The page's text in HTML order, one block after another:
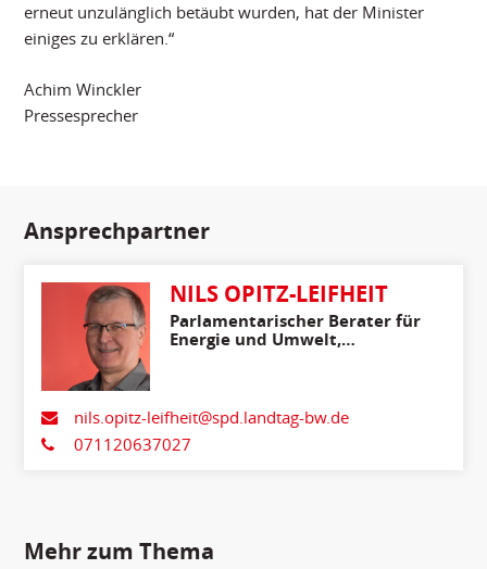
erneut unzulänglich betäubt wurden, hat der Minister
einiges zu erklären.“
Achim Winckler
Pressesprecher
Ansprechpartner
NILS OPITZ-LEIFHEIT
Parlamentarischer Berater für
Energie und Umwelt,
nils.opitz-leifheit@spd.landtag-bw.de
071120637027
Mehr zum Thema